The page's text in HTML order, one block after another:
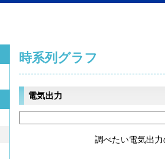
時系列グラフ
電気出力
調べたい電気出